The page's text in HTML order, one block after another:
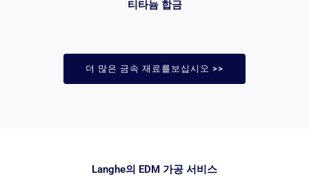
티타늄 합금
더 많은 금속 재료를보십시오 >>
Langhe의 EDM 가공 서비스